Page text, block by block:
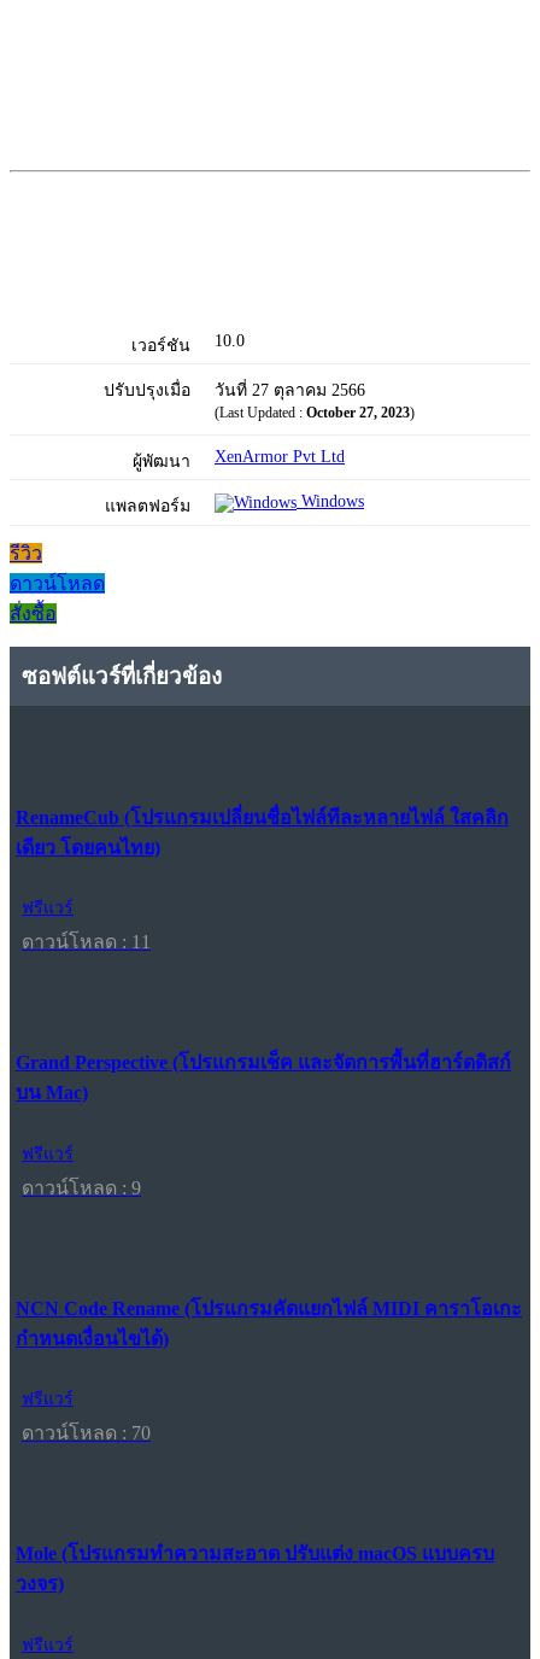
เวอร์ชัน 10.0
ปรับปรุงเมื่อ วันที่ 27 ตุลาคม 2566
(Last Updated : October 27, 2023)
ผู้พัฒนา XenArmor Pvt Ltd
แพลตฟอร์ม Windows
รีวิว
ดาวน์โหลด
สั่งซื้อ
ซอฟต์แวร์ที่เกี่ยวข้อง
RenameCub (โปรแกรมเปลี่ยนชื่อไฟล์ทีละหลายไฟล์ ใสคลิก
เดียว โดยคนไทย)
ฟรีแวร์
ดาวน์โหลด : 11
Grand Perspective (โปรแกรมเช็ค และจัดการพื้นที่ฮาร์ดดิสก์
บน Mac)
ฟรีแวร์
ดาวน์โหลด : 9
NCN Code Rename (โปรแกรมคัดแยกไฟล์ MIDI คาราโอเกะ
กำหนดเงื่อนไขได้)
ฟรีแวร์
ดาวน์โหลด : 70
Mole (โปรแกรมทำความสะอาด ปรับแต่ง macOS แบบครบ
วงจร)
ฟรีแวร์